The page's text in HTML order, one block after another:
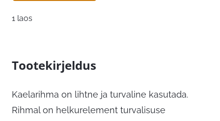
1 laos
Tootekirjeldus
Kaelarihma on lihtne ja turvaline kasutada.
Rihmal on helkurelement turvalisuse